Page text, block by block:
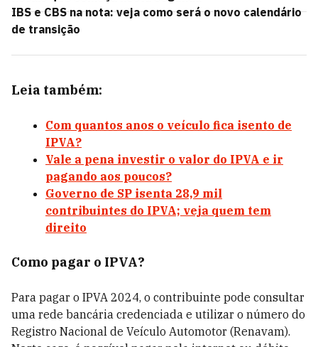
IBS e CBS na nota: veja como será o novo calendário
de transição
Leia também:
Com quantos anos o veículo fica isento de
IPVA?
Vale a pena investir o valor do IPVA e ir
pagando aos poucos?
Governo de SP isenta 28,9 mil
contribuintes do IPVA; veja quem tem
direito
Como pagar o IPVA?
Para pagar o IPVA 2024, o contribuinte pode consultar
uma rede bancária credenciada e utilizar o número do
Registro Nacional de Veículo Automotor (Renavam).